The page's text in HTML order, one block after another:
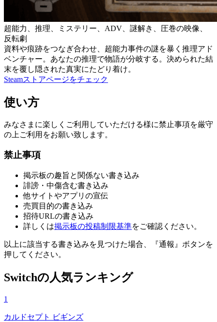
超能力、推理、ミステリー、ADV、謎解き、圧巻の映像、
反転劇
資料や痕跡をつなぎ合わせ、超能力事件の謎を暴く推理アド
ベンチャー。あなたの推理で物語が分岐する。決められた結
末を覆し隠された真実にたどり着け。
Steamストアページをチェック
使い方
みなさまに楽しくご利用していただける様に禁止事項を厳守
の上ご利用をお願い致します。
禁止事項
掲示板の趣旨と関係ない書き込み
誹謗・中傷含む書き込み
他サイトやアプリの宣伝
売買目的の書き込み
招待URLの書き込み
詳しくは掲示板の投稿制限基準をご確認ください。
以上に該当する書き込みを見つけた場合、
『通報』ボタンを
押してください。
Switchの人気ランキング
1
カルドセプト ビギンズ